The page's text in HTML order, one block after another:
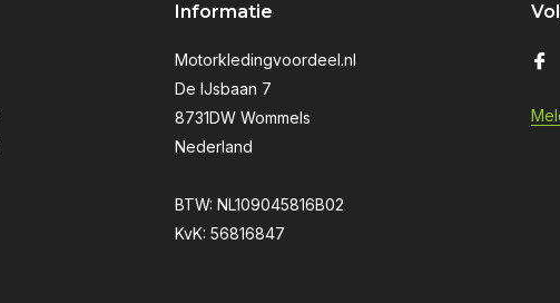
Informatie
Motorkledingvoordeel.nl
De IJsbaan 7
8731DW Wommels
Nederland
BTW: NL109045816B02
KvK: 56816847